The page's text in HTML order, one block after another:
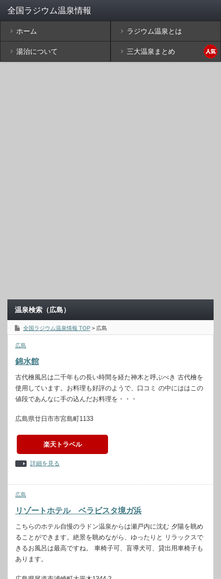
ホーム ラジウム温泉とは
湯治について 三大温泉まとめ
温泉検索（広島）
全国ラジウム温泉情報 TOP > 広島
広島
錦水館
古代檜風呂は二千年もの長い時間を経た神木と呼ぶべき 古代檜を
使用しています。お料理も好評のようで、口コミ の中にははこの
値段であんなに手の込んだお料理を・・・
広島県廿日市市宮島町1133
楽天トラベル
詳細を見る
広島
リゾートホテル ベラビスタ境ガ浜
こちらのホテル自慢のラドン温泉からは瀬戸内に沈む 夕陽を眺め
ることができます。絶景を眺めながら、ゆったりと リラックスで
きるお風呂は最高ですね。 車椅子可、盲導犬可、貸出用車椅子も
あります。